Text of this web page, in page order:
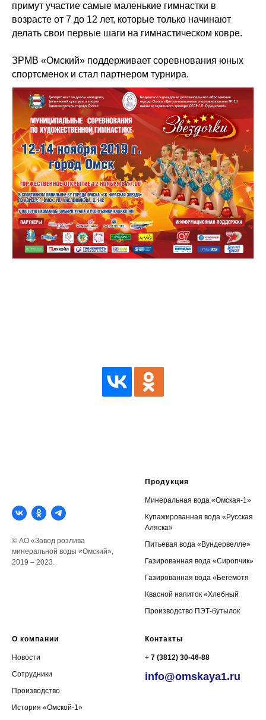
примут участие самые маленькие гимнастки в
возрасте от 7 до 12 лет, которые только начинают
делать свои первые шаги на гимнастическом ковре.
ЗРМВ «Омский» поддерживает соревнования юных
спортсменок и стал партнером турнира.
© АО «Завод розлива
минеральной воды «Омский»,
2019 – 2023.
Продукция
Минеральная вода «Омская-1»
Купажированная вода «Русская
Аляска»
Питьевая вода «Вундервелле»
Газированная вода «Сиропчик»
Газированная вода «Бегемотя
Квасной напиток «Хлебный
Производство ПЭТ-бутылок
О компании
Новости
Сотрудники
Производство
История «Омской-1»
Контакты
+ 7 (3812) 30-46-88
info@omskaya1.ru